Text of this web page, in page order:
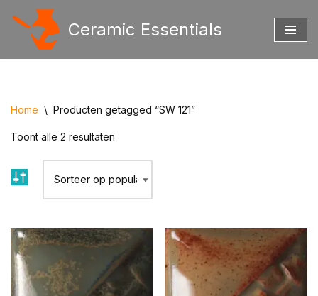
Ceramic Essentials
Home \ Producten getagged “SW 121”
Toont alle 2 resultaten